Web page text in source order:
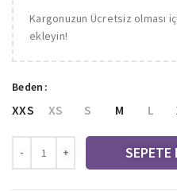
Kargonuzun Ücretsiz olması
ekleyin!
Beden
XXS XS S M L
SEPETE